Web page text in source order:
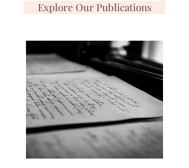
Explore Our Publications